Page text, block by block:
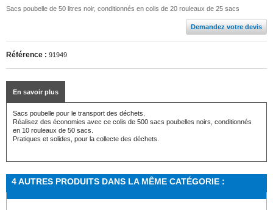
Sacs poubelle de 50 litres noir, conditionnés en colis de 20 rouleaux de 25 sacs
Demandez votre devis
Référence : 91949
En savoir plus
Sacs poubelle pour le transport des déchets.
Réalisez des économies avec ce colis de 500 sacs poubelles noirs, conditionnés
en 10 rouleaux de 50 sacs.
Pratiques et solides, pour la collecte des déchets.
4 AUTRES PRODUITS DANS LA MÊME CATÉGORIE :